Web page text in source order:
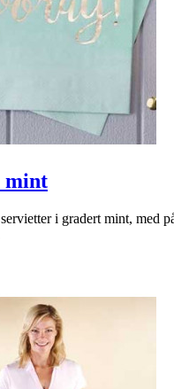
mint
i gradert mint, med